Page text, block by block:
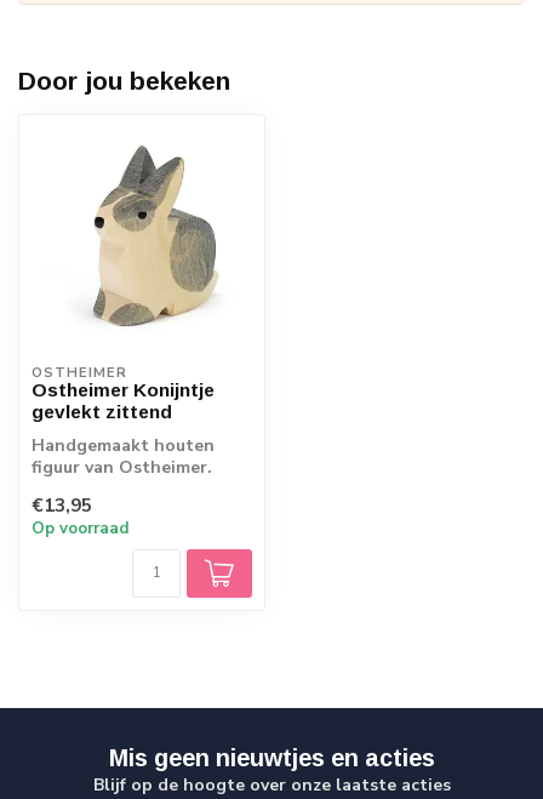
Door jou bekeken
OSTHEIMER
Ostheimer Konijntje
gevlekt zittend
Handgemaakt houten
figuur van Ostheimer.
€13,95
Op voorraad
Mis geen nieuwtjes en acties
Blijf op de hoogte over onze laatste acties